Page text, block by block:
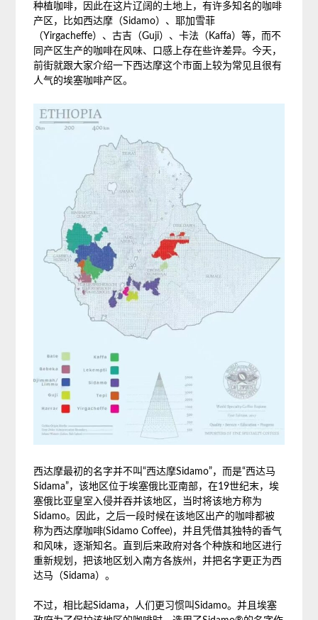
种植咖啡，因此在这片辽阔的土地上，有许多知名的咖啡
产区，比如 西达摩（Sidamo）、耶加雪菲
（Yirgacheffe）、古吉（Guji）、卡法（Kaffa）等，而不
同产区生产的咖啡在风味、口感上存在些许差异。今天，
前街就跟大家介绍一下西达摩这个市面上较为常见且很有
人气的埃塞咖啡产区。
西达摩最初的名字并不叫“西达摩Sidamo”，而是“西达马
Sidama”，该地区位于埃塞俄比亚南部，在19世纪末，埃
塞俄比亚皇室入侵并吞并该地区，当时将该地方称为
Sidamo。因此，之后一段时候在该地区出产的咖啡都被
称为西达摩咖啡(Sidamo Coffee)，并且凭借其独特的香气
和风味，逐渐知名。直到后来政府对各个种族和地区进行
重新规划，把该地区划入南方各族州，并把名字更正为西
达马（Sidama）。
不过，相比起Sidama，人们更习惯叫Sidamo。并且埃塞